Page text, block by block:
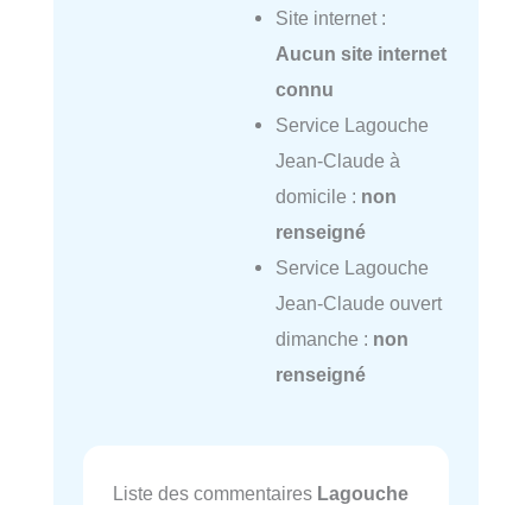
Site internet :
Aucun site internet
connu
Service Lagouche
Jean-Claude à
domicile : non
renseigné
Service Lagouche
Jean-Claude ouvert
dimanche : non
renseigné
Liste des commentaires Lagouche